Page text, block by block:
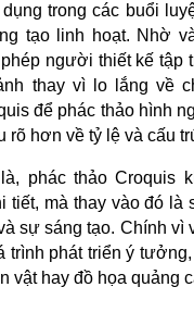
trong các buổi
tạo linh hoạt. Nhờ
người thiết kế tập
thay vì lo lắng về
để phác thảo hình
rõ hơn về tỷ lệ và cấu
phác thảo Croquis
tiết, mà thay vào đó là
sự sáng tạo. Chính vì
trình phát triển ý
vật hay đồ họa quảng